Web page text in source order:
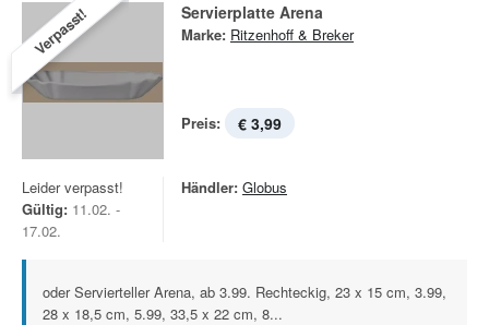
Verpasst! Servierplatte Arena
Marke: Ritzenhoff & Breker
Preis: € 3,99
Leider verpasst!
Gültig: 11.02. -
17.02.
Händler: Globus
oder Servierteller Arena, ab 3.99. Rechteckig, 23 x 15 cm, 3.99,
28 x 18,5 cm, 5.99, 33,5 x 22 cm, 8...